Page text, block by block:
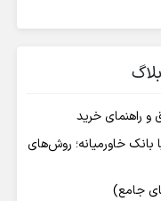
و راهنمای خرید
بانک خاورمیانه؛ روش‌های
جامع)